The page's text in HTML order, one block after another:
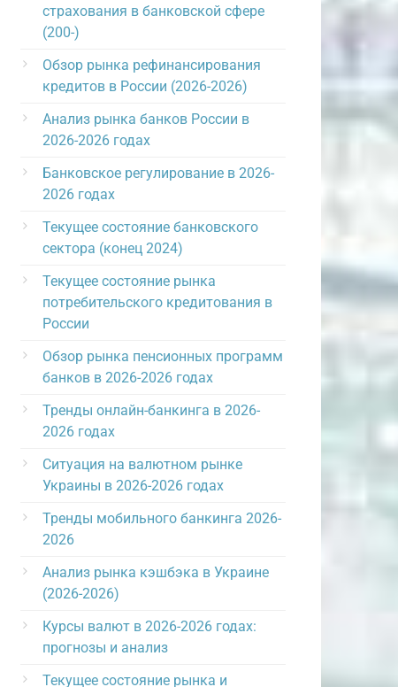
страхования в банковской сфере
(200-)
Обзор рынка рефинансирования
кредитов в России (2026-2026)
Анализ рынка банков России в
2026-2026 годах
Банковское регулирование в 2026-
2026 годах
Текущее состояние банковского
сектора (конец 2024)
Текущее состояние рынка
потребительского кредитования в
России
Обзор рынка пенсионных программ
банков в 2026-2026 годах
Тренды онлайн-банкинга в 2026-
2026 годах
Ситуация на валютном рынке
Украины в 2026-2026 годах
Тренды мобильного банкинга 2026-
2026
Анализ рынка кэшбэка в Украине
(2026-2026)
Курсы валют в 2026-2026 годах:
прогнозы и анализ
Текущее состояние рынка и